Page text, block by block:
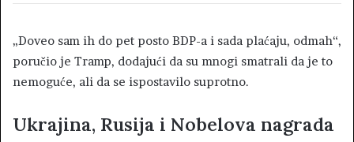
„Doveo sam ih do pet posto BDP-a i sada plaćaju, odmah“,
poručio je Tramp, dodajući da su mnogi smatrali da je to
nemoguće, ali da se ispostavilo suprotno.
Ukrajina, Rusija i Nobelova nagrada